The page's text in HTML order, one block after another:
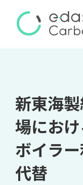
新東海
場にお
ボイラ
代替